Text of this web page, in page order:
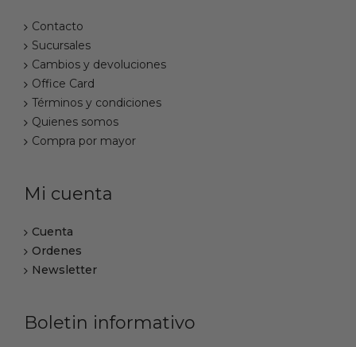
Contacto
Sucursales
Cambios y devoluciones
Office Card
Términos y condiciones
Quienes somos
Compra por mayor
Mi cuenta
Cuenta
Ordenes
Newsletter
Boletin informativo